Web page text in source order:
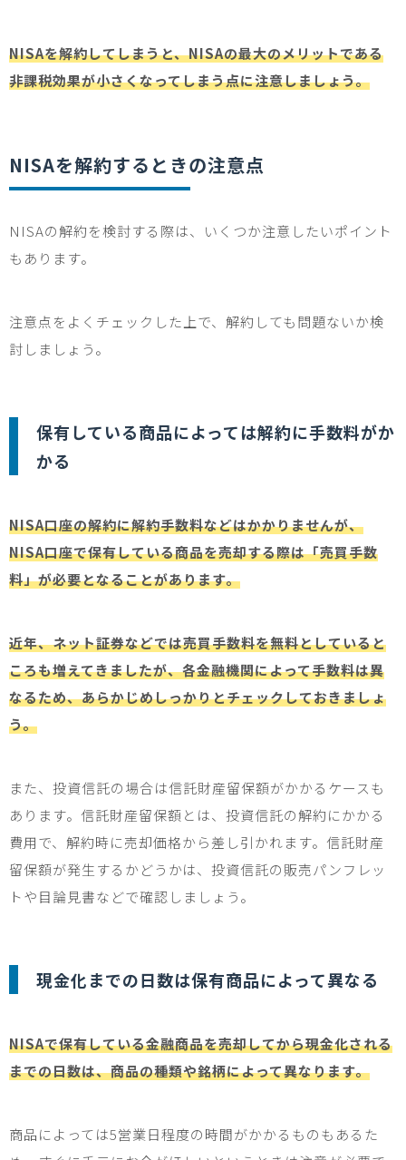
NISAを解約してしまうと、NISAの最大のメリットである
非課税効果が小さくなってしまう点に注意しましょう。
NISAを解約するときの注意点
NISAの解約を検討する際は、いくつか注意したいポイント
もあります。
注意点をよくチェックした上で、解約しても問題ないか検
討しましょう。
保有している商品によっては解約に手数料がか
かる
NISA口座の解約に解約手数料などはかかりませんが、
NISA口座で保有している商品を売却する際は「売買手数
料」が必要となることがあります。
近年、ネット証券などでは売買手数料を無料としていると
ころも増えてきましたが、各金融機関によって手数料は異
なるため、あらかじめしっかりとチェックしておきましょ
う。
また、投資信託の場合は信託財産留保額がかかるケースも
あります。信託財産留保額とは、投資信託の解約にかかる
費用で、解約時に売却価格から差し引かれます。信託財産
留保額が発生するかどうかは、投資信託の販売パンフレッ
トや目論見書などで確認しましょう。
現金化までの日数は保有商品によって異なる
NISAで保有している金融商品を売却してから現金化される
までの日数は、商品の種類や銘柄によって異なります。
商品によっては5営業日程度の時間がかかるものもあるた